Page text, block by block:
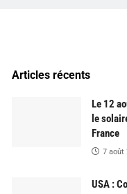
Articles récents
Le 12
le
France
7 août
USA :